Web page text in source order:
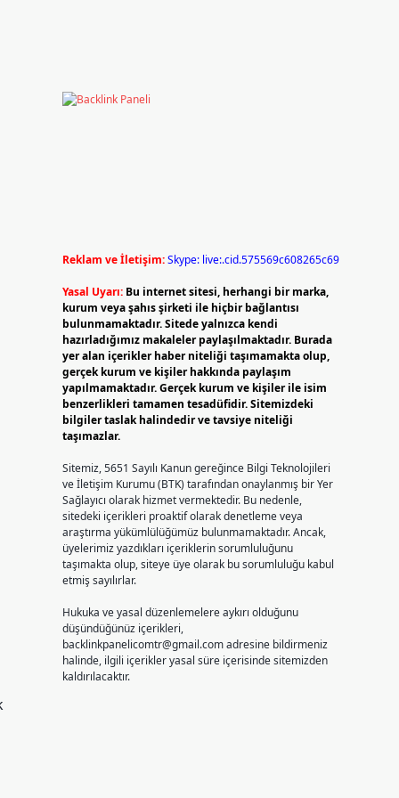
Reklam ve İletişim:Skype: live:.cid.575569c608265c69
Yasal Uyarı: Bu internet sitesi, herhangi bir marka,
kurum veya şahıs şirketi ile hiçbir bağlantısı
bulunmamaktadır. Sitede yalnızca kendi
hazırladığımız makaleler paylaşılmaktadır. Burada
yer alan içerikler haber niteliği taşımamakta olup,
gerçek kurum ve kişiler hakkında paylaşım
yapılmamaktadır. Gerçek kurum ve kişiler ile isim
benzerlikleri tamamen tesadüfidir. Sitemizdeki
bilgiler taslak halindedir ve tavsiye niteliği
taşımazlar.
Sitemiz, 5651 Sayılı Kanun gereğince Bilgi Teknolojileri
ve İletişim Kurumu (BTK) tarafından onaylanmış bir Yer
Sağlayıcı olarak hizmet vermektedir. Bu nedenle,
sitedeki içerikleri proaktif olarak denetleme veya
araştırma yükümlülüğümüz bulunmamaktadır. Ancak,
üyelerimiz yazdıkları içeriklerin sorumluluğunu
taşımakta olup, siteye üye olarak bu sorumluluğu kabul
etmiş sayılırlar.
Hukuka ve yasal düzenlemelere aykırı olduğunu
düşündüğünüz içerikleri,
backlinkpanelicomtr@gmail.comadresine bildirmeniz
halinde, ilgili içerikler yasal süre içerisinde sitemizden
kaldırılacaktır.